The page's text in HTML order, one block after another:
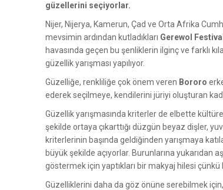
güzellerini seçiyorlar.
Nijer, Nijerya, Kamerun, Çad ve Orta Afrika
mevsimin ardından kutladıkları Gerewol
havasında geçen bu şenliklerin ilginç ve farklı
güzellik yarışması yapılıyor.
Güzelliğe, renkliliğe çok önem veren Bororo
ederek seçilmeye, kendilerini jüriyi oluşturan
Güzellik yarışmasında kriterler de elbette
şekilde ortaya çıkarttığı düzgün beyaz dişler,
kriterlerinin başında geldiğinden yarışmaya
büyük şekilde açıyorlar. Burunlarına yukarıdan
göstermek için yaptıkları bir makyaj hilesi çünkü
Güzelliklerini daha da göz önüne serebilmek